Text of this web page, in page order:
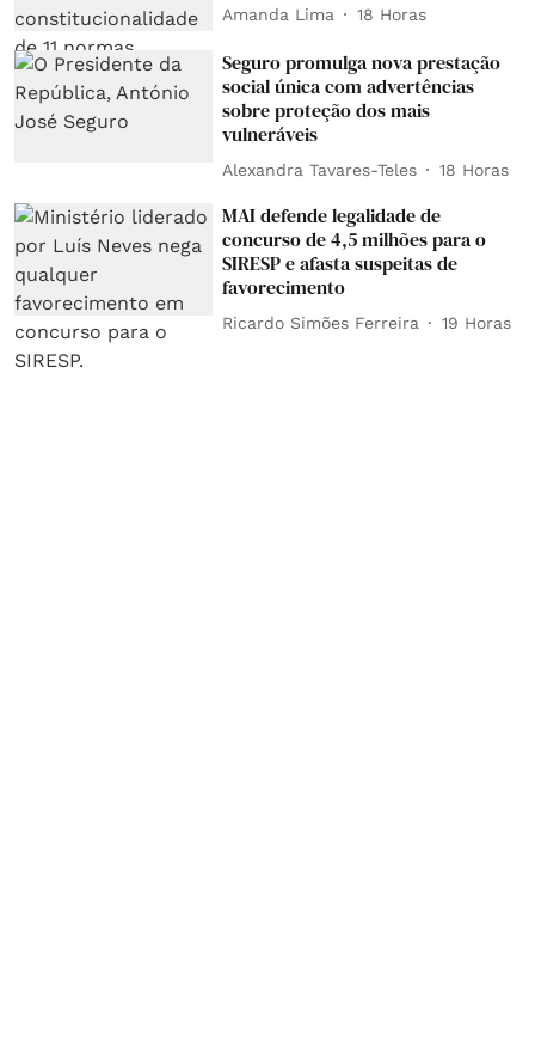
Amanda Lima 18 Horas
Seguro promulga nova prestação
social única com advertências
sobre proteção dos mais
vulneráveis
Alexandra Tavares-Teles 18 Horas
MAI defende legalidade de
concurso de 4,5 milhões para o
SIRESP e afasta suspeitas de
favorecimento
Ricardo Simões Ferreira 19 Horas